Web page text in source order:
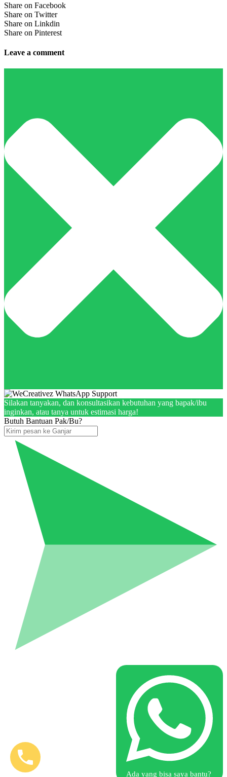
Share on Facebook
Share on Twitter
Share on Linkdin
Share on Pinterest
Leave a comment
Silakan tanyakan, dan konsultasikan kebutuhan yang bapak/ibu
inginkan, atau tanya untuk estimasi harga!
Butuh Bantuan Pak/Bu?
Ada yang bisa saya bantu?